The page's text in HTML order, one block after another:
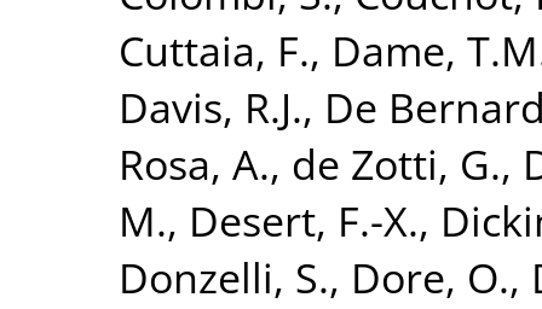
Cuttaia, F., Dame,
Davis, R.J., De
Rosa, A., de Zotti, G.,
M., Desert, F.-X.,
Donzelli, S., Dore, O.,